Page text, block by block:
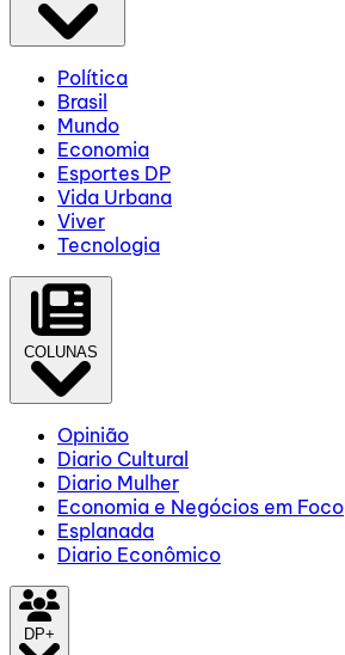
Política
Brasil
Mundo
Economia
Esportes DP
Vida Urbana
Viver
Tecnologia
COLUNAS
Opinião
Diario Cultural
Diario Mulher
Economia e Negócios em Foco
Esplanada
Diario Econômico
DP+